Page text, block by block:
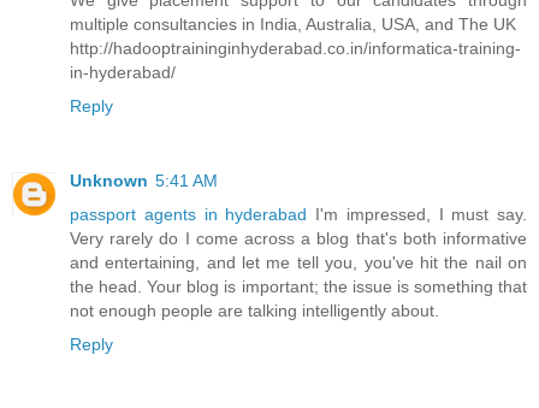
multiple consultancies in India, Australia, USA, and The UK
http://hadooptraininginhyderabad.co.in/informatica-training-
in-hyderabad/
Reply
Unknown 5:41 AM
passport agents in hyderabad I'm impressed, I must say.
Very rarely do I come across a blog that's both informative
and entertaining, and let me tell you, you've hit the nail on
the head. Your blog is important; the issue is something that
not enough people are talking intelligently about.
Reply